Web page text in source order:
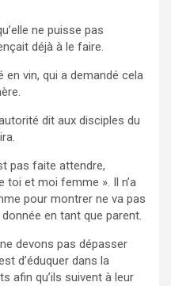
ne puisse pas
déjà à le faire.
en vin, qui a demandé cela
dit aux disciples du
pas faite attendre,
toi et moi femme ». Il n’a
pour montrer ne va pas
en tant que parent.
devons pas dépasser
d’éduquer dans la
afin qu’ils suivent à leur